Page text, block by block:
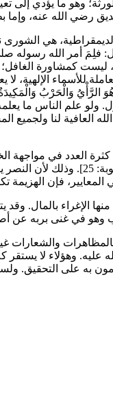
وهو ما يؤدي إلى
ليست كمشاورة
للأسماء الإلهية،
هُوَ الرَّأْيُ وَالْحَرْبُ
علم الناس ما
العافية لنا
كثرة العدد في
الْأَرْضُ بِمَا رَحُبَتْ ثُمَّ
منها الإغراء بالمال.
والشعارات
عليه. وهؤلاء لا